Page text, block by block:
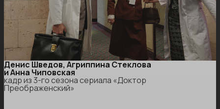
Денис Шведов, Агриппина Стеклова
и Анна Чиповская
кадр из 3-го сезона сериала «Доктор
Преображенский»